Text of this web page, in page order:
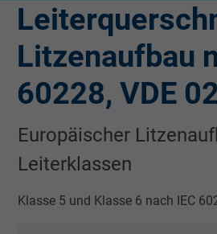
Litzenaufbau
60228, VDE
Europäischer
Leiterklassen
Klasse 5 und Klasse 6 nach IEC